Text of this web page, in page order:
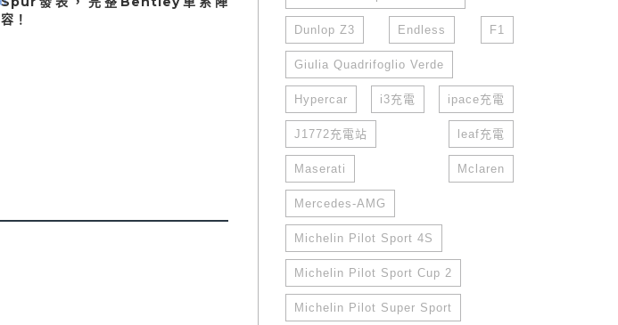
容！
Dunlop Z3 Endless F1
Giulia Quadrifoglio Verde
Hypercar i3充電 ipace充電
J1772充電站 leaf充電
Maserati Mclaren
Mercedes-AMG
Michelin Pilot Sport 4S
Michelin Pilot Sport Cup 2
Michelin Pilot Super Sport